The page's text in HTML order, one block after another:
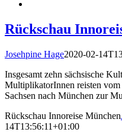
Rückschau
Josehpine Hage2020-02-
Insgesamt zehn sächsische
MultiplikatorInnen reisten
Sachsen nach München zur
Rückschau Innoreise München
14T13:56:11+01:00